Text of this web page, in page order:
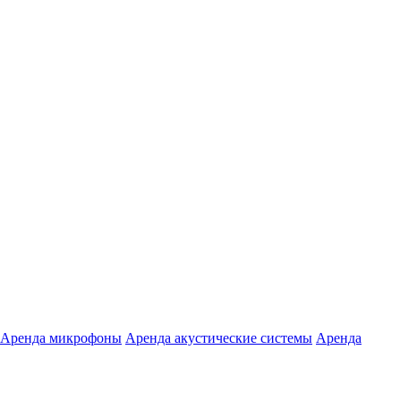
Аренда микрофоны Аренда акустические системы Аренда